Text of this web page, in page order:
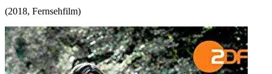
(2018, Fernsehfilm)